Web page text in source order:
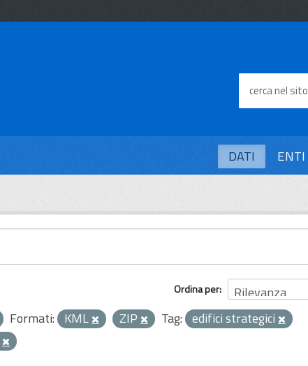
cerca nel sito
DATI ENTI
Ordina per
Formati: KML ZIP Tag: edifici strategici